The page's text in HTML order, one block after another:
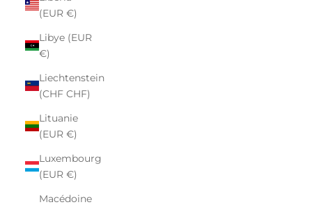
(EUR €)
Libye (EUR
€)
Liechtenstein
(CHF CHF)
Lituanie
(EUR €)
Luxembourg
(EUR €)
Macédoine